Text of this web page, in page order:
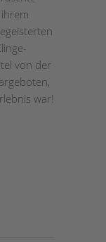
von der
war!